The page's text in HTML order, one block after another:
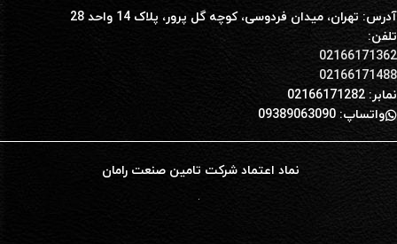
آدرس: تهران، میدان فردوسی، کوچه گل پرور، پلاک 14 واحد 28
تلفن:
02166171362
02166171488
نمابر: 02166171282
واتساپ: 09389063090
نماد اعتماد شرکت تامین صنعت رامان